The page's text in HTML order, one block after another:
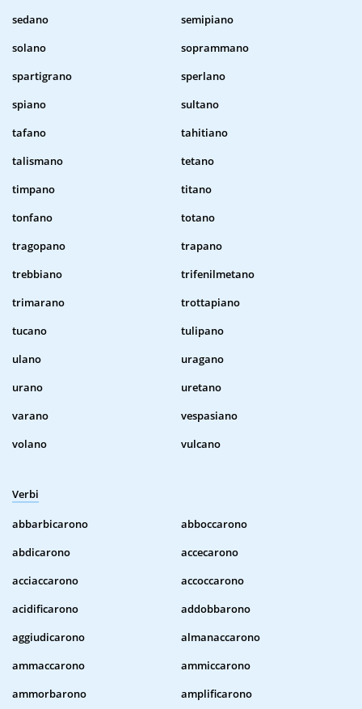
sedano
semipiano
solano
soprammano
spartigrano
sperlano
spiano
sultano
tafano
tahitiano
talismano
tetano
timpano
titano
tonfano
totano
tragopano
trapano
trebbiano
trifenilmetano
trimarano
trottapiano
tucano
tulipano
ulano
uragano
urano
uretano
varano
vespasiano
volano
vulcano
Verbi
abbarbicarono
abboccarono
abdicarono
accecarono
acciaccarono
accoccarono
acidificarono
addobbarono
aggiudicarono
almanaccarono
ammaccarono
ammiccarono
ammorbarono
amplificarono